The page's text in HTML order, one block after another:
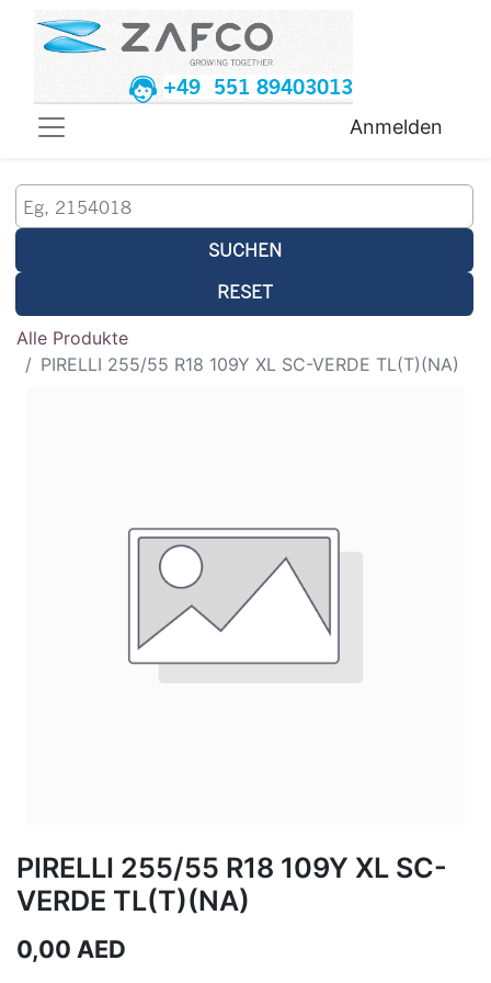
+49 551 89403013
Anmelden
SUCHEN
RESET
Alle Produkte
PIRELLI 255/55 R18 109Y XL SC-VERDE TL(T)(NA)
PIRELLI 255/55 R18 109Y XL SC-
VERDE TL(T)(NA)
0,00 AED